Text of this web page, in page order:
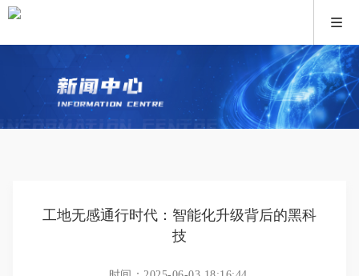
工地无感通行时代：智能化升级背后的黑科
技